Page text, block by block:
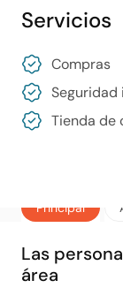
Principal
Servicios
Compras
Tienda de
Las
área